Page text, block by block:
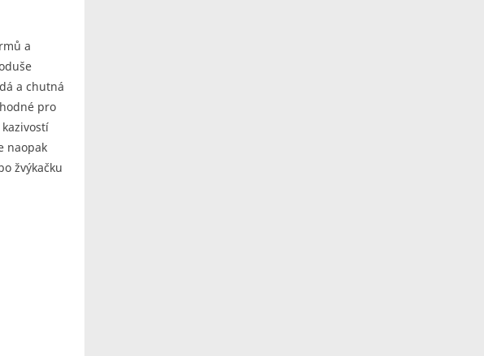
a
a chutná
pro
naopak
žvýkačku